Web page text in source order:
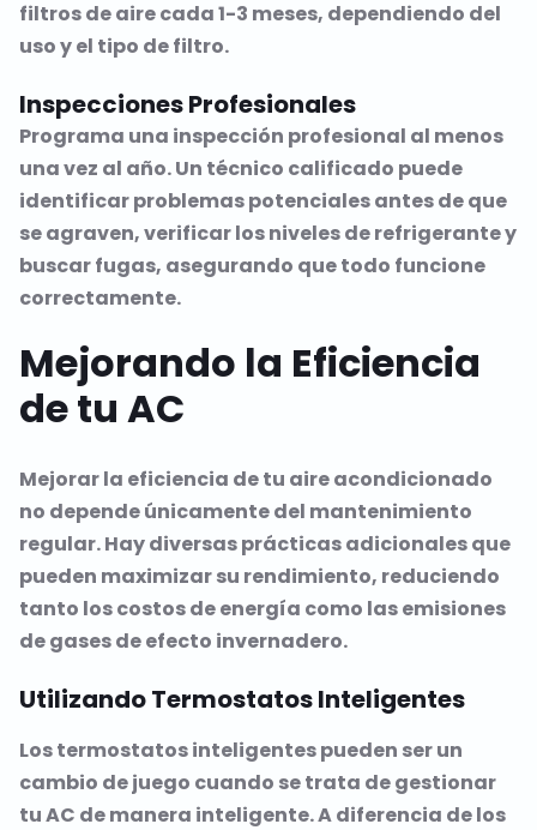
filtros de aire cada 1-3 meses, dependiendo del
uso y el tipo de filtro.
Inspecciones Profesionales
Programa una inspección profesional al menos
una vez al año. Un técnico calificado puede
identificar problemas potenciales antes de que
se agraven, verificar los niveles de refrigerante y
buscar fugas, asegurando que todo funcione
correctamente.
Mejorando la Eficiencia
de tu AC
Mejorar la eficiencia de tu aire acondicionado
no depende únicamente del mantenimiento
regular. Hay diversas prácticas adicionales que
pueden maximizar su rendimiento, reduciendo
tanto los costos de energía como las emisiones
de gases de efecto invernadero.
Utilizando Termostatos Inteligentes
Los termostatos inteligentes pueden ser un
cambio de juego cuando se trata de gestionar
tu AC de manera inteligente. A diferencia de los